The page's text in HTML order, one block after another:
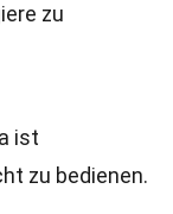
zu
ist
zu bedienen.